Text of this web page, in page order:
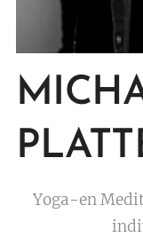
Yoga-en